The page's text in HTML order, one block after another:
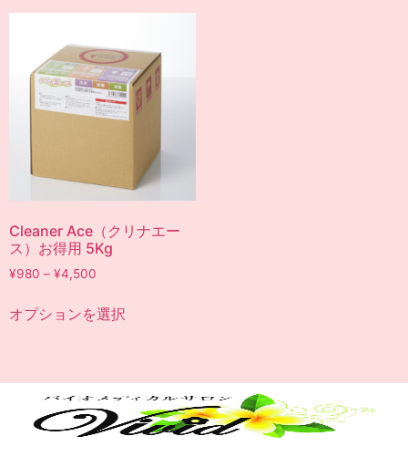
Cleaner Ace（クリナエー
ス）お得用 5Kg
¥980 – ¥4,500
オプションを選択